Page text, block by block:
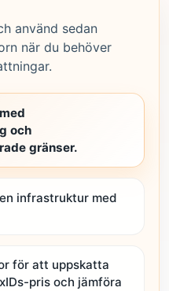
använd sedan
när du behöver
och
gränser.
infrastruktur med
för att uppskatta
pris och jämföra